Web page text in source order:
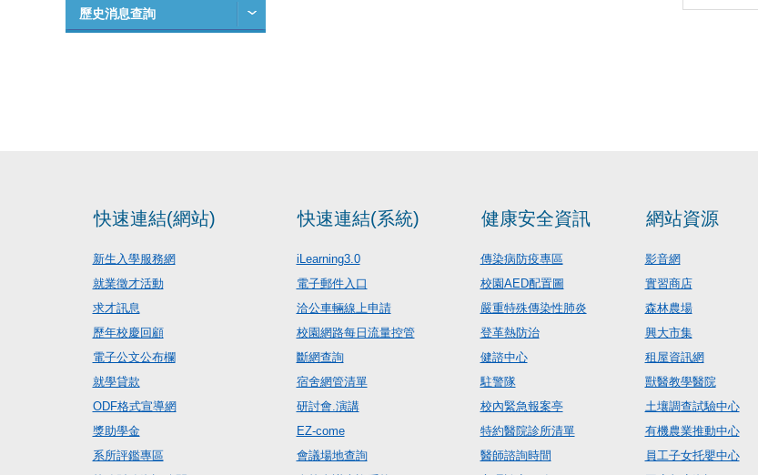
歷史消息查詢
快速連結(網站)
新生入學服務網
就業徵才活動
求才訊息
歷年校慶回顧
電子公文公布欄
就學貸款
ODF格式宣導網
獎助學金
系所評鑑專區
快速連結(系統)
iLearning3.0
電子郵件入口
洽公車輛線上申請
校園網路每日流量控管
斷網查詢
宿舍網管清單
研討會.演講
EZ-come
會議場地查詢
健康安全資訊
傳染病防疫專區
校園AED配置圖
嚴重特殊傳染性肺炎
登革熱防治
健諮中心
駐警隊
校內緊急報案亭
特約醫院診所清單
醫師諮詢時間
網站資源
影音網
實習商店
森林農場
興大市集
租屋資訊網
獸醫教學醫院
土壤調查試驗中心
有機農業推動中心
員工子女托嬰中心